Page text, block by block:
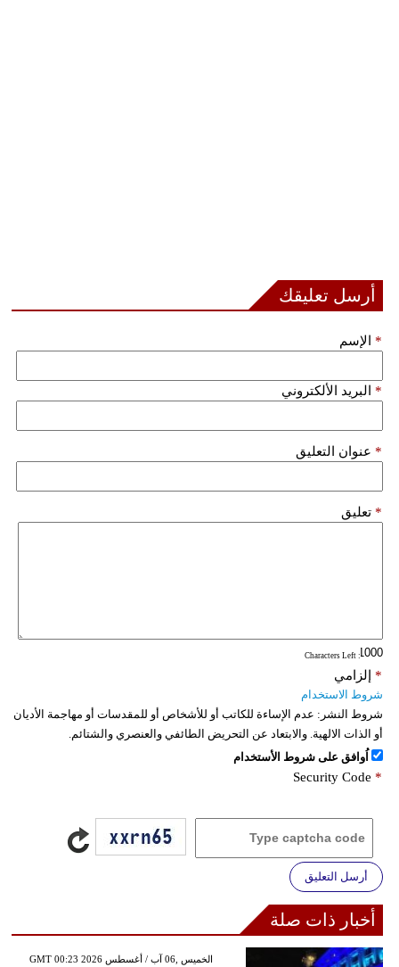
أرسل تعليقك
الإسم *
البريد الألكتروني *
عنوان التعليق *
تعليق *
: Characters Left
إلزامي *
شروط الاستخدام
شروط النشر: عدم الإساءة للكاتب أو للأشخاص أو للمقدسات أو مهاجمة الأديان
أو الذات الالهية. والابتعاد عن التحريض الطائفي والعنصري والشتائم.
اُوافق على شروط الأستخدام
Security Code *
أرسل التعليق
أخبار ذات صلة
GMT 00:23 2026 الخميس ,06 آب / أغسطس